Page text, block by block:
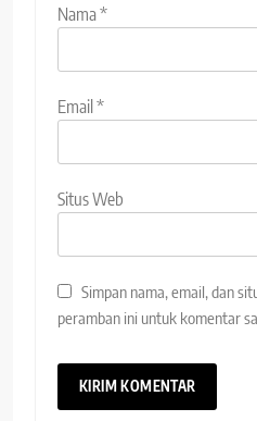
Nama*
Email *
Situs Web
Simpan nama, email, dan
peramban ini untuk komentar